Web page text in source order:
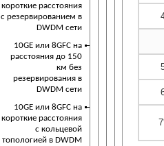
короткие расстояния
с резервированием в
DWDM сети
10GE или 8GFC на
расстояния до 150
км без
резервирования в
DWDM сети
10GE или 8GFC на
короткие расстояния
с кольцевой
топологией в DWDM